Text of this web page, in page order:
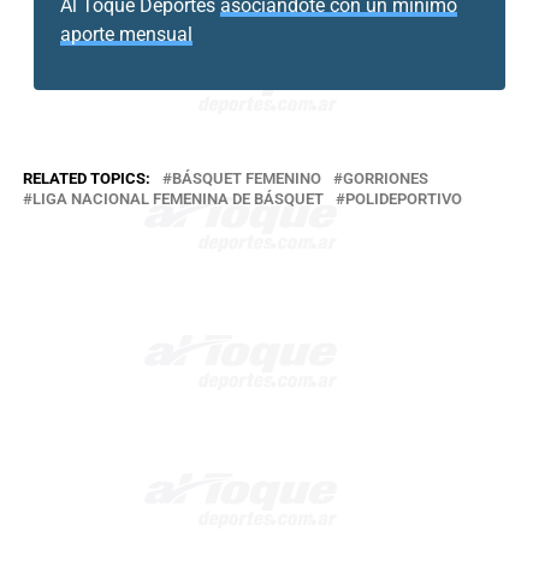
Al Toque Deportes asociándote con un mínimo
aporte mensual
RELATED TOPICS: BÁSQUET FEMENINO
GORRIONES
LIGA NACIONAL FEMENINA DE BÁSQUET
POLIDEPORTIVO